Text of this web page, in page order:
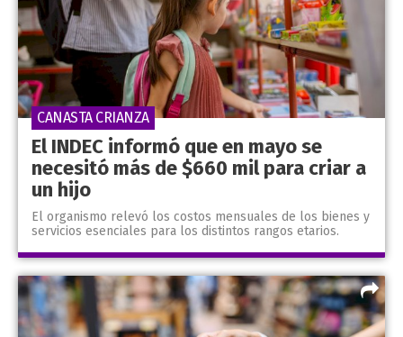
El INDEC informó que en mayo se
necesitó más de $660 mil para criar a
un hijo
El organismo relevó los costos mensuales de los bienes y
servicios esenciales para los distintos rangos etarios.
CANASTA CRIANZA